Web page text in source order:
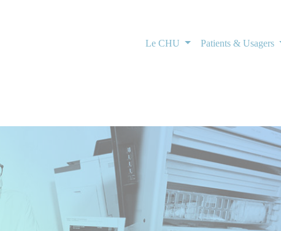
Le CHU Patients & Usagers